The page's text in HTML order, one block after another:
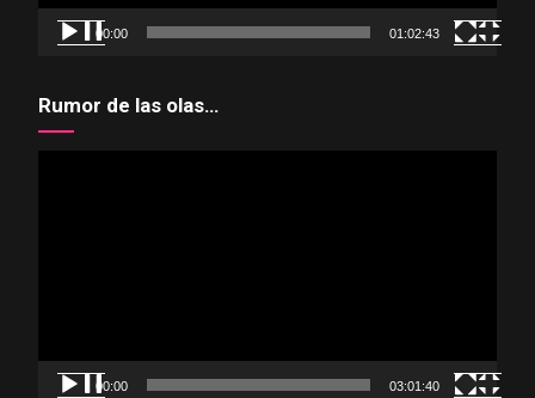
00:00 01:02:43
Rumor de las olas…
00:00 03:01:40